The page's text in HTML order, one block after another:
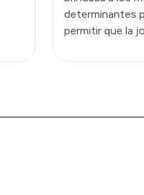
determinantes
permitir que la